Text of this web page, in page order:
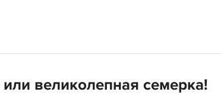
великолепная семерка!